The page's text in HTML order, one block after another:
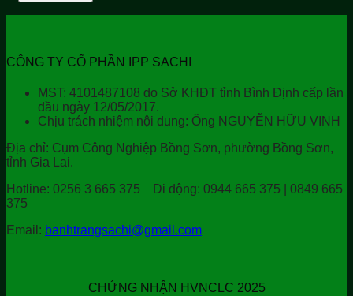
CÔNG TY CỔ PHẦN IPP SACHI
MST: 4101487108 do Sở KHĐT tỉnh Bình Định cấp lần
đầu ngày 12/05/2017.
Chịu trách nhiệm nội dung: Ông NGUYỄN HỮU VINH
Địa chỉ: Cụm Công Nghiệp Bồng Sơn, phường Bồng Sơn,
tỉnh Gia Lai.
Hotline: 0256 3 665 375 Di động: 0944 665 375 | 0849 665
375
Email: banhtrangsachi@gmail.com
CHỨNG NHẬN HVNCLC 2025